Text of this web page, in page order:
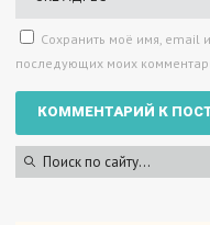
Сохранить моё имя, email
последующих моих